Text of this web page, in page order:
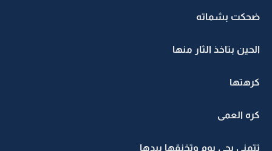
ضحكت بشماته
الحين بتاخذ الثار منها
كرهتها
كره العمى
تتمنى يجي يوم وتخنقها بيدها